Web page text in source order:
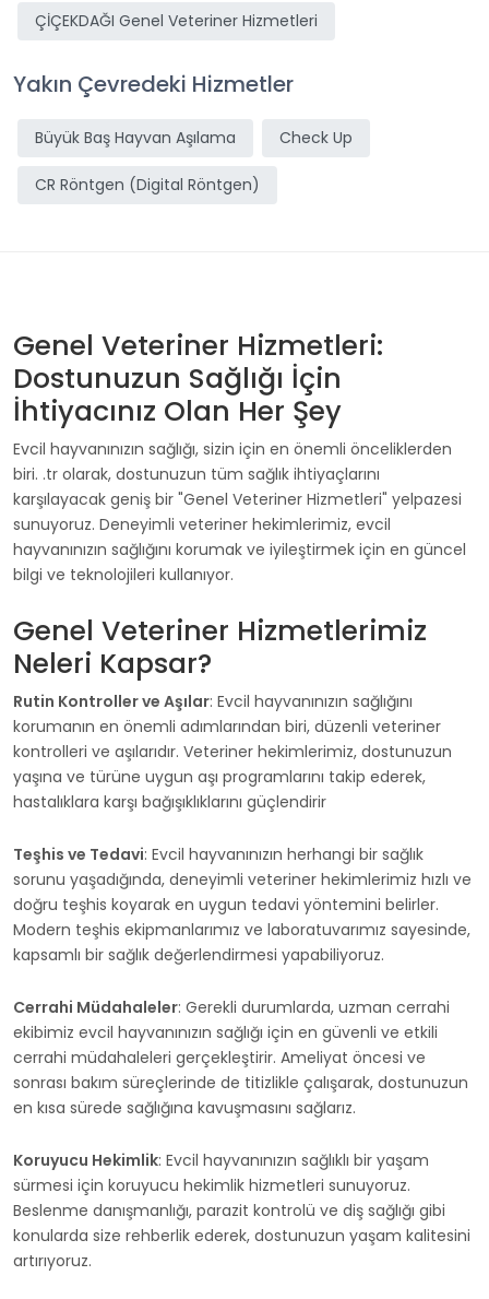
ÇİÇEKDAĞI Genel Veteriner Hizmetleri
Yakın Çevredeki Hizmetler
Büyük Baş Hayvan Aşılama Check Up
CR Röntgen (Digital Röntgen)
Genel Veteriner Hizmetleri:
Dostunuzun Sağlığı İçin
İhtiyacınız Olan Her Şey
Evcil hayvanınızın sağlığı, sizin için en önemli önceliklerden
biri. .tr olarak, dostunuzun tüm sağlık ihtiyaçlarını
karşılayacak geniş bir "Genel Veteriner Hizmetleri" yelpazesi
sunuyoruz. Deneyimli veteriner hekimlerimiz, evcil
hayvanınızın sağlığını korumak ve iyileştirmek için en güncel
bilgi ve teknolojileri kullanıyor.
Genel Veteriner Hizmetlerimiz
Neleri Kapsar?
Rutin Kontroller ve Aşılar: Evcil hayvanınızın sağlığını
korumanın en önemli adımlarından biri, düzenli veteriner
kontrolleri ve aşılarıdır. Veteriner hekimlerimiz, dostunuzun
yaşına ve türüne uygun aşı programlarını takip ederek,
hastalıklara karşı bağışıklıklarını güçlendirir
Teşhis ve Tedavi: Evcil hayvanınızın herhangi bir sağlık
sorunu yaşadığında, deneyimli veteriner hekimlerimiz hızlı ve
doğru teşhis koyarak en uygun tedavi yöntemini belirler.
Modern teşhis ekipmanlarımız ve laboratuvarımız sayesinde,
kapsamlı bir sağlık değerlendirmesi yapabiliyoruz.
Cerrahi Müdahaleler: Gerekli durumlarda, uzman cerrahi
ekibimiz evcil hayvanınızın sağlığı için en güvenli ve etkili
cerrahi müdahaleleri gerçekleştirir. Ameliyat öncesi ve
sonrası bakım süreçlerinde de titizlikle çalışarak, dostunuzun
en kısa sürede sağlığına kavuşmasını sağlarız.
Koruyucu Hekimlik: Evcil hayvanınızın sağlıklı bir yaşam
sürmesi için koruyucu hekimlik hizmetleri sunuyoruz.
Beslenme danışmanlığı, parazit kontrolü ve diş sağlığı gibi
konularda size rehberlik ederek, dostunuzun yaşam kalitesini
artırıyoruz.